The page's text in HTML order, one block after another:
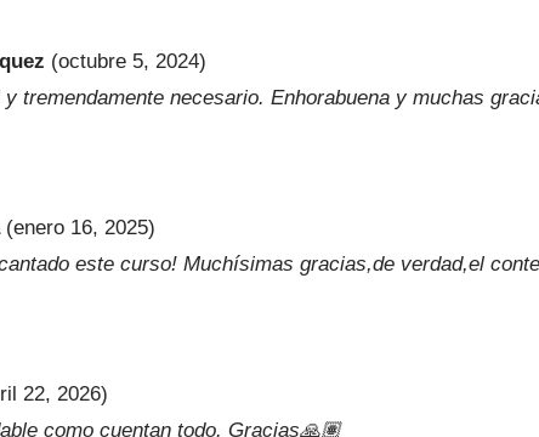
(octubre 5, 2024)
tremendamente necesario. Enhorabuena y muchas
(enero 16, 2025)
este curso! Muchísimas gracias,de verdad,el
22, 2026)
como cuentan todo. Gracias🙏🏽